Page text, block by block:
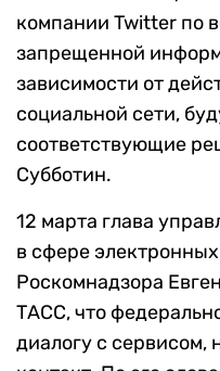
компании Twitter по
запрещенной
зависимости от
социальной сети,
соответствующие
Субботин.
12 марта глава
в сфере
Роскомнадзора
ТАСС, что
диалогу с сервисом,